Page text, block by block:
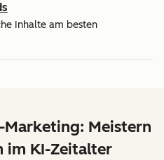
Inhalte am besten
Meistern
im KI-Zeitalter